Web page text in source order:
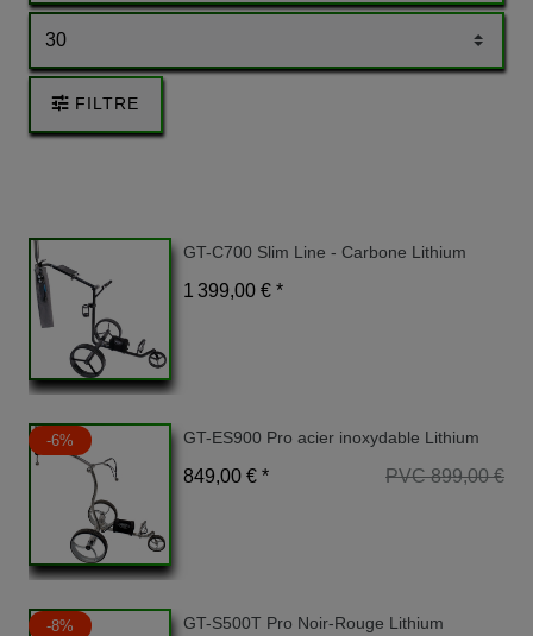
FILTRE
GT-C700 Slim Line - Carbone Lithium
1 399,00 € *
-6% GT-ES900 Pro acier inoxydable Lithium
PVC 899,00 €
849,00 € *
-8% GT-S500T Pro Noir-Rouge Lithium